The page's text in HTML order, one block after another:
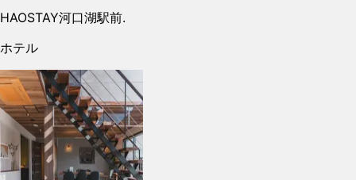
HAOSTAY河口湖駅前.
ホテル